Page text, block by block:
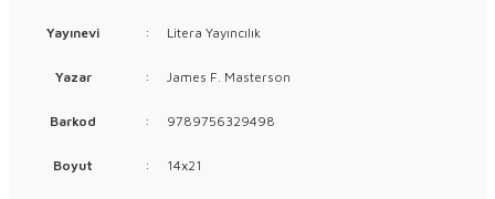
Yayınevi : Litera Yayıncılık
Yazar : James F. Masterson
Barkod : 9789756329498
Boyut : 14x21